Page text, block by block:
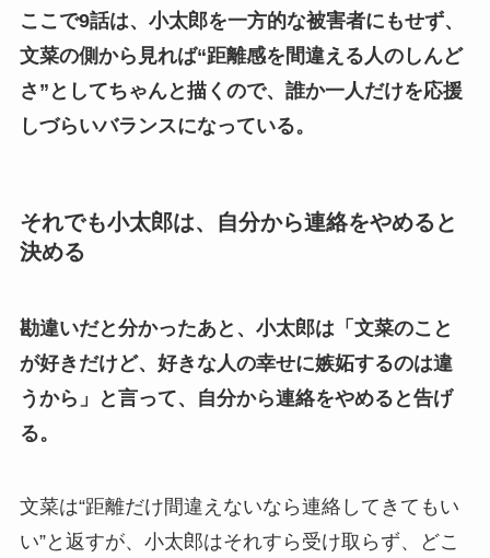
ここで9話は、小太郎を一方的な被害者にもせず、
文菜の側から見れば“距離感を間違える人のしんど
さ”としてちゃんと描くので、誰か一人だけを応援
しづらいバランスになっている。
それでも小太郎は、自分から連絡をやめると
決める
勘違いだと分かったあと、小太郎は「文菜のこと
が好きだけど、好きな人の幸せに嫉妬するのは違
うから」と言って、自分から連絡をやめると告げ
る。
文菜は“距離だけ間違えないなら連絡してきてもい
い”と返すが、小太郎はそれすら受け取らず、どこ